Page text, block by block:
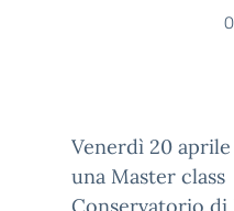
0
Venerdì 20
una Master